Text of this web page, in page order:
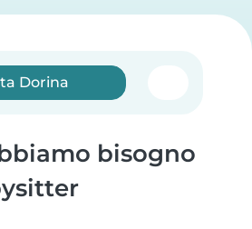
Dorina
bisogno